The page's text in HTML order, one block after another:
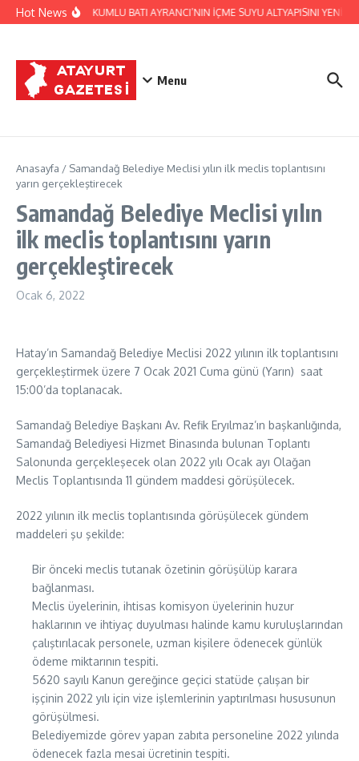
İçeriğe atla
Hot NewsHATSU, KUMLU BATI AYRANCI’NIN İÇME SUYU ALTYAPISINI
Menu
Anasayfa / Samandağ Belediye Meclisi yılın ilk meclis toplantısını
yarın gerçekleştirecek
Samandağ Belediye Meclisi yılın
ilk meclis toplantısını yarın
gerçekleştirecek
Ocak 6, 2022
Hatay’ın Samandağ Belediye Meclisi 2022 yılının ilk toplantısını
gerçekleştirmek üzere 7 Ocak 2021 Cuma günü (Yarın) saat
15:00’da toplanacak.
Samandağ Belediye Başkanı Av. Refik Eryılmaz’ın başkanlığında,
Samandağ Belediyesi Hizmet Binasında bulunan Toplantı
Salonunda gerçekleşecek olan 2022 yılı Ocak ayı Olağan
Meclis Toplantısında 11 gündem maddesi görüşülecek.
2022 yılının ilk meclis toplantısında görüşülecek gündem
maddeleri şu şekilde:
Bir önceki meclis tutanak özetinin görüşülüp karara
bağlanması.
Meclis üyelerinin, ihtisas komisyon üyelerinin huzur
haklarının ve ihtiyaç duyulması halinde kamu kuruluşlarından
çalıştırılacak personele, uzman kişilere ödenecek günlük
ödeme miktarının tespiti.
5620 sayılı Kanun gereğince geçici statüde çalışan bir
işçinin 2022 yılı için vize işlemlerinin yaptırılması hususunun
görüşülmesi.
Belediyemizde görev yapan zabıta personeline 2022 yılında
ödenecek fazla mesai ücretinin tespiti.